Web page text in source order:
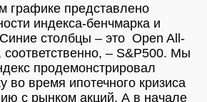
графике представлено
индекса-бенчмарка и
столбцы – это Open All-
– S&P500. Мы
продемонстрировал
во время ипотечного кризиса
с рынком акций. А в начале